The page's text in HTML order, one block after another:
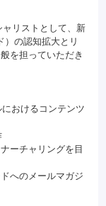
リストとして、新
）の認知拡大とリ
を担っていただき
おけるコンテンツ
ーチャリングを目
へのメールマガジ